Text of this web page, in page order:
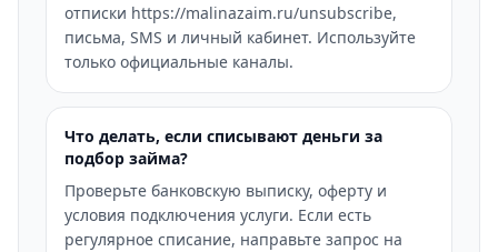
отписки https://malinazaim.ru/unsubscribe,
письма, SMS и личный кабинет. Используйте
только официальные каналы.
Что делать, если списывают деньги за
подбор займа?
Проверьте банковскую выписку, оферту и
условия подключения услуги. Если есть
регулярное списание, направьте запрос на